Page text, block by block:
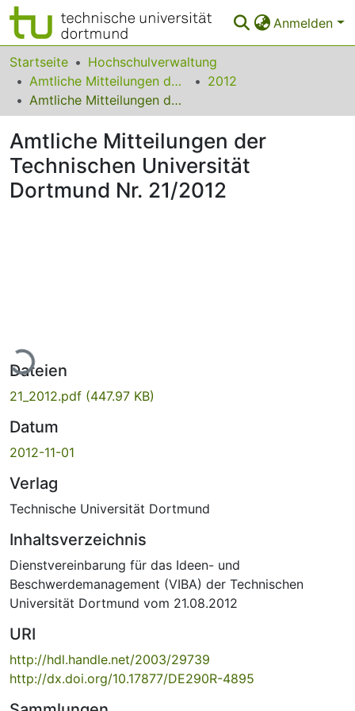
Anmelden
Bereiche & Sammlungen
Das gesamte Repositorium
FAQ
Leitlinien
Startseite
Hochschulverwaltung
Amtliche Mitteilungen der Technischen Universität Dortmund
2012
Amtliche Mitteilungen der Technischen Universität Dortmund Nr. 21/2012
Amtliche Mitteilungen der
Technischen Universität
Dortmund Nr. 21/2012
Dateien
21_2012.pdf (447.97 KB)
Datum
2012-11-01
Verlag
Technische Universität Dortmund
Inhaltsverzeichnis
Dienstvereinbarung für das Ideen- und
Beschwerdemanagement (VIBA) der Technischen
Universität Dortmund vom 21.08.2012
URI
http://hdl.handle.net/2003/29739
http://dx.doi.org/10.17877/DE290R-4895